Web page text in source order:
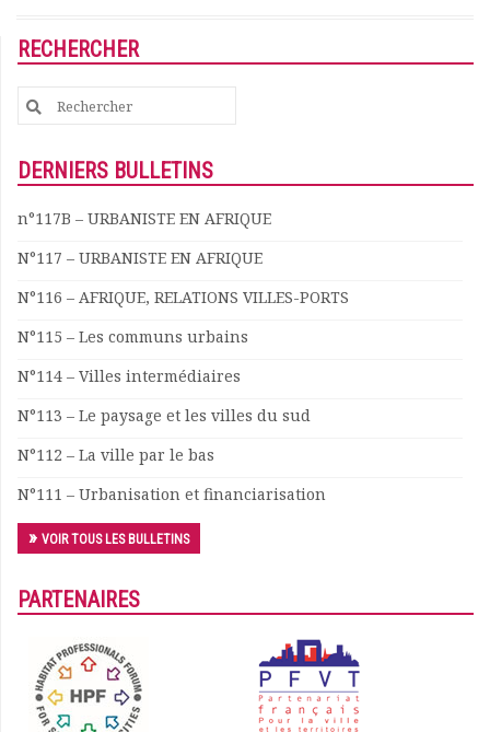
RECHERCHER
Search
for:
DERNIERS BULLETINS
n°117B – URBANISTE EN AFRIQUE
N°117 – URBANISTE EN AFRIQUE
N°116 – AFRIQUE, RELATIONS VILLES-PORTS
N°115 – Les communs urbains
N°114 – Villes intermédiaires
N°113 – Le paysage et les villes du sud
N°112 – La ville par le bas
N°111 – Urbanisation et financiarisation
VOIR TOUS LES BULLETINS
PARTENAIRES